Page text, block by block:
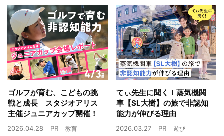
ゴルフが育む、こどもの挑
戦と成長 スタジオアリス
主催ジュニアカップ開催！
2026.04.28 PR 教育
てぃ先生に聞く！蒸気機関
車【SL大樹】の旅で非認知
能力が伸びる理由
2026.03.27 PR 遊び